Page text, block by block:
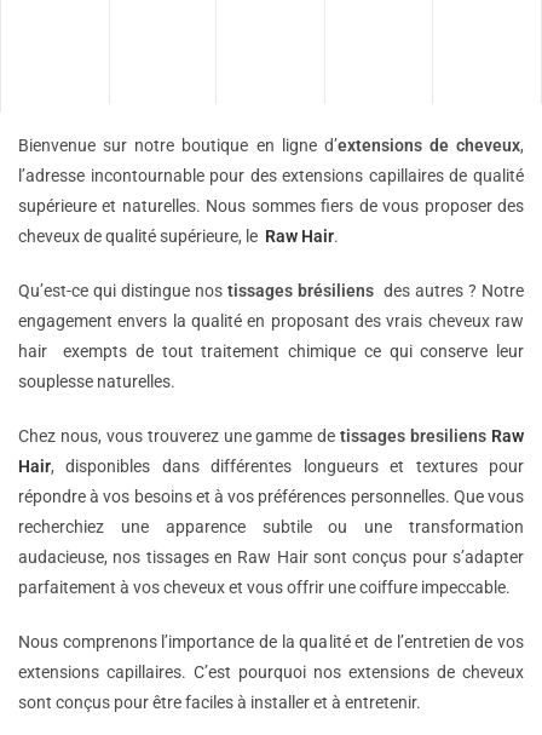
Bienvenue sur notre boutique en ligne d’extensions decheveux,
l’adresse incontournable pour des extensions capillaires de qualité
supérieure et naturelles. Nous sommes fiers de vous proposer des
cheveux de qualité supérieure, le Raw Hair.
Qu’est-ce qui distingue nos tissages brésiliens des autres ? Notre
engagement envers la qualité en proposant des vrais cheveux raw
hair exempts de tout traitement chimique ce qui conserve leur
souplesse naturelles.
Chez nous, vous trouverez une gamme detissages bresiliens Raw
Hair, disponibles dans différentes longueurs et textures pour
répondre à vos besoins et à vos préférences personnelles. Que vous
recherchiez une apparence subtile ou une transformation
audacieuse, nos tissages en Raw Hair sont conçus pour s’adapter
parfaitement à vos cheveux et vous offrir une coiffure impeccable.
Nous comprenons l’importance de la qualité et de l’entretien de vos
extensions capillaires. C’est pourquoi nos extensions de cheveux
sont conçus pour être faciles à installer et à entretenir.